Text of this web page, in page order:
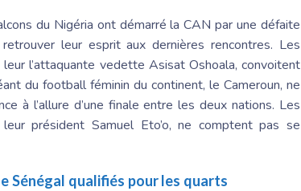
du Nigéria ont démarré la CAN par une défaite
leur esprit aux dernières rencontres. Les
l’attaquante vedette Asisat Oshoala, convoitent
du football féminin du continent, le Cameroun, ne
à l’allure d’une finale entre les deux nations. Les
président Samuel Eto’o, ne comptent pas se
Sénégal qualifiés pour les quarts